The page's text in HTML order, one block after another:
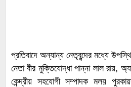
প্রতিবাদে অন্যান্য নেতৃবৃন্দের মধ্যে
নেতা বীর মুক্তিযোদ্ধা পান্না লাল রায়,
কেন্দ্রীয় সহযোগী সম্পাদক মলয়